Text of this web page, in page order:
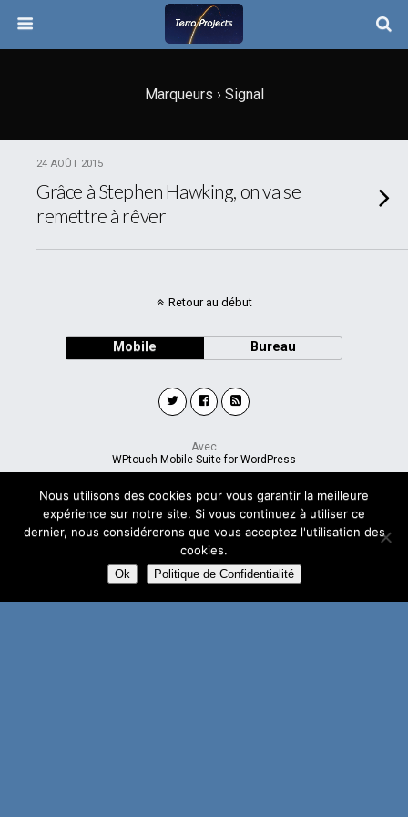
Marqueurs › Signal
24 AOÛT 2015
Grâce à Stephen Hawking, on va se
remettre à rêver
Retour au début
Mobile Bureau
Avec
WPtouch Mobile Suite for WordPress
Nous utilisons des cookies pour vous garantir la meilleure
expérience sur notre site. Si vous continuez à utiliser ce
dernier, nous considérerons que vous acceptez l'utilisation des
cookies.
Ok Politique de Confidentialité